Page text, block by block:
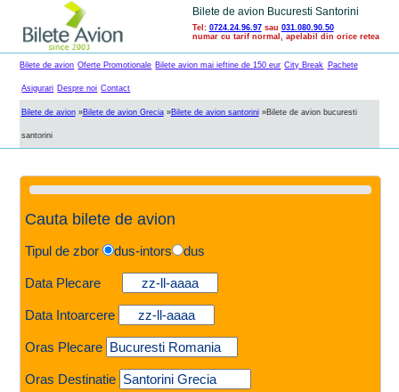
Bilete de avion Bucuresti Santorini
Tel: 0724.24.96.97sau 031.080.90.50
numar cu tarif normal, apelabil din orice retea
Bilete de avion Oferte Promotionale Bilete avion mai ieftine de 150 eur City Break Pachete
Asigurari Despre noi Contact
Bilete de avion»Bilete de avion Grecia»Bilete de avion santorini»Bilete de avion bucuresti
santorini
Cauta bilete de avion
Tipul de zbor dus-intors dus
Data Plecare
Data Intoarcere
Oras Plecare
Oras Destinatie